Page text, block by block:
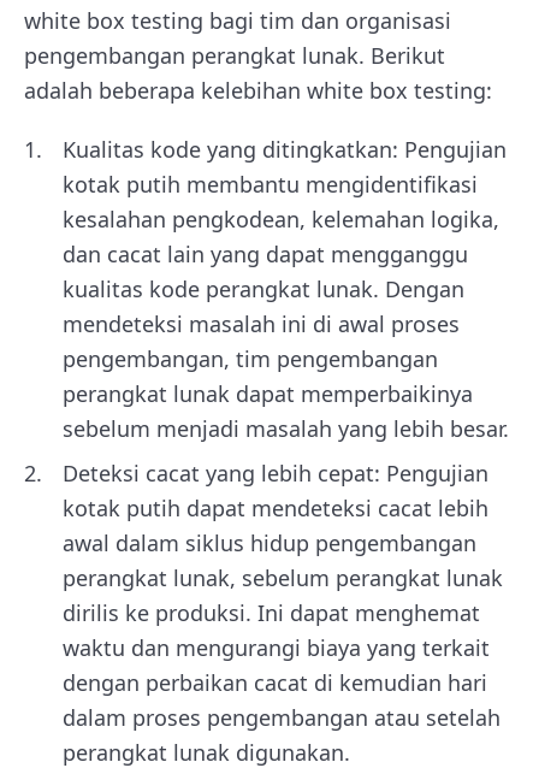
white box testing bagi tim dan organisasi
pengembangan perangkat lunak. Berikut
adalah beberapa kelebihan white box testing:
Kualitas kode yang ditingkatkan: Pengujian
kotak putih membantu mengidentifikasi
kesalahan pengkodean, kelemahan logika,
dan cacat lain yang dapat mengganggu
kualitas kode perangkat lunak. Dengan
mendeteksi masalah ini di awal proses
pengembangan, tim pengembangan
perangkat lunak dapat memperbaikinya
sebelum menjadi masalah yang lebih besar.
Deteksi cacat yang lebih cepat: Pengujian
kotak putih dapat mendeteksi cacat lebih
awal dalam siklus hidup pengembangan
perangkat lunak, sebelum perangkat lunak
dirilis ke produksi. Ini dapat menghemat
waktu dan mengurangi biaya yang terkait
dengan perbaikan cacat di kemudian hari
dalam proses pengembangan atau setelah
perangkat lunak digunakan.